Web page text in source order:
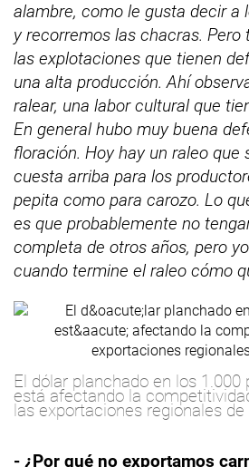
alambre, como le gusta decir a
y recorremos las chacras.
las explotaciones que tienen
una alta producción. Ahí
ralear, una labor cultural que
En general hubo muy buena
floración. Hoy hay un raleo que
cuesta arriba para los
pepita como para carozo. Lo
es que probablemente no
completa de otros años, pero
cuando termine el raleo cómo
El dólar planchado en los 1.000
está afectando la
las exportaciones regionales de
- ¿Por qué no exportamos